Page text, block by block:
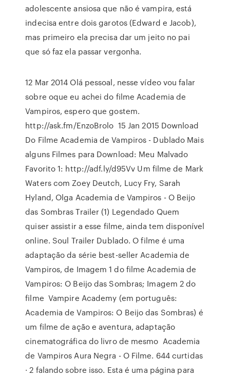
adolescente ansiosa que não é vampira, está
indecisa entre dois garotos (Edward e Jacob),
mas primeiro ela precisa dar um jeito no pai
que só faz ela passar vergonha.
12 Mar 2014 Olá pessoal, nesse vídeo vou falar
sobre oque eu achei do filme Academia de
Vampiros, espero que gostem.
http://ask.fm/EnzoBrolo 15 Jan 2015 Download
Do Filme Academia de Vampiros - Dublado Mais
alguns Filmes para Download: Meu Malvado
Favorito 1: http://adf.ly/d95Vv Um filme de Mark
Waters com Zoey Deutch, Lucy Fry, Sarah
Hyland, Olga Academia de Vampiros - O Beijo
das Sombras Trailer (1) Legendado Quem
quiser assistir a esse filme, ainda tem disponível
online. Soul Trailer Dublado. O filme é uma
adaptação da série best-seller Academia de
Vampiros, de Imagem 1 do filme Academia de
Vampiros: O Beijo das Sombras; Imagem 2 do
filme Vampire Academy (em português:
Academia de Vampiros: O Beijo das Sombras) é
um filme de ação e aventura, adaptação
cinematográfica do livro de mesmo Academia
de Vampiros Aura Negra - O Filme. 644 curtidas
· 2 falando sobre isso. Esta é uma página para